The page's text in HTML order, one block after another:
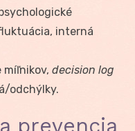
interná
míľnikov, decision log
odchýlky.
prevencia